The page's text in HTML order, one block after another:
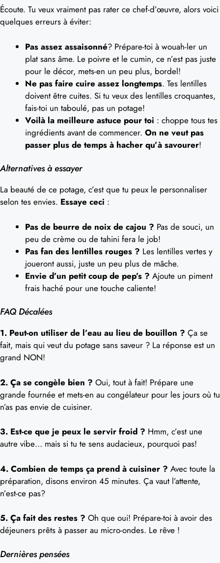
Écoute. Tu veux vraiment pas rater ce chef-d’œuvre, alors voici
quelques erreurs à éviter:
Pas assez assaisonné? Prépare-toi à wouah-ler un
plat sans âme. Le poivre et le cumin, ce n’est pas juste
pour le décor, mets-en un peu plus, bordel!
Ne pas faire cuire assez longtemps. Tes lentilles
doivent être cuites. Si tu veux des lentilles croquantes,
fais-toi un taboulé, pas un potage!
Voilà la meilleure astuce pour toi : choppe tous tes
ingrédients avant de commencer. On ne veut pas
passer plus de temps à hacher qu’à savourer!
Alternatives à essayer
La beauté de ce potage, c’est que tu peux le personnaliser
selon tes envies. Essaye ceci :
Pas de beurre de noix de cajou ? Pas de souci, un
peu de crème ou de tahini fera le job!
Pas fan des lentilles rouges ? Les lentilles vertes y
joueront aussi, juste un peu plus de mâche.
Envie d’un petit coup de pep’s ? Ajoute un piment
frais haché pour une touche caliente!
FAQ Décalées
1. Peut-on utiliser de l’eau au lieu de bouillon ? Ça se
fait, mais qui veut du potage sans saveur ? La réponse est un
grand NON!
2. Ça se congèle bien ? Oui, tout à fait! Prépare une
grande fournée et mets-en au congélateur pour les jours où tu
n’as pas envie de cuisiner.
3. Est-ce que je peux le servir froid ? Hmm, c’est une
autre vibe… mais si tu te sens audacieux, pourquoi pas!
4. Combien de temps ça prend à cuisiner ? Avec toute la
préparation, disons environ 45 minutes. Ça vaut l’attente,
n’est-ce pas?
5. Ça fait des restes ? Oh que oui! Prépare-toi à avoir des
déjeuners prêts à passer au micro-ondes. Le rêve !
Dernières pensées